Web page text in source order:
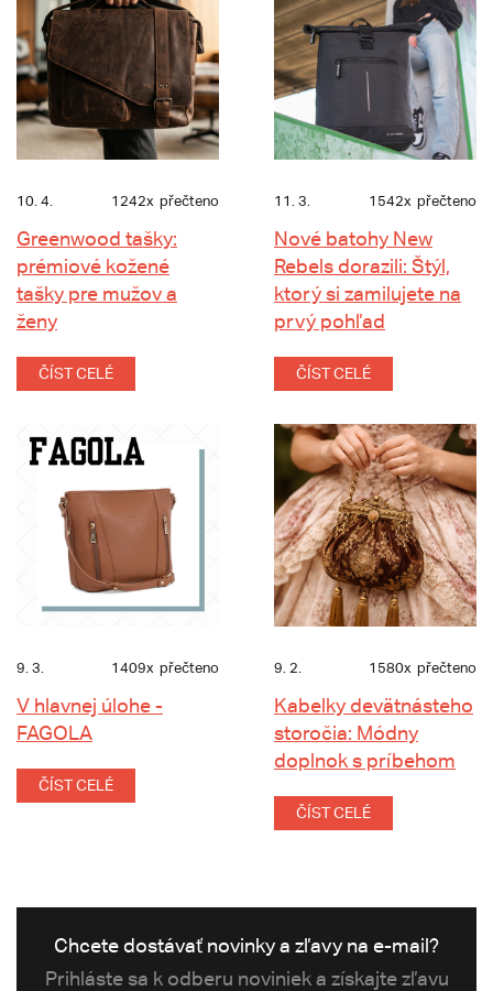
10. 4. 1242x přečteno
Greenwood tašky:
prémiové kožené
tašky pre mužov a
ženy
ČÍST CELÉ
11. 3. 1542x přečteno
Nové batohy New
Rebels dorazili: Štýl,
ktorý si zamilujete na
prvý pohľad
ČÍST CELÉ
9. 3. 1409x přečteno
V hlavnej úlohe -
FAGOLA
ČÍST CELÉ
9. 2. 1580x přečteno
Kabelky devätnásteho
storočia: Módny
doplnok s príbehom
ČÍST CELÉ
Chcete dostávať novinky a zľavy na e-mail?
Prihláste sa k odberu noviniek a získajte zľavu